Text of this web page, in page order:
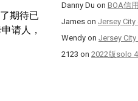
期待已
请人，
Danny Du on BOA信
James on Jersey
Wendy on Jersey
2123 on 2022版solo